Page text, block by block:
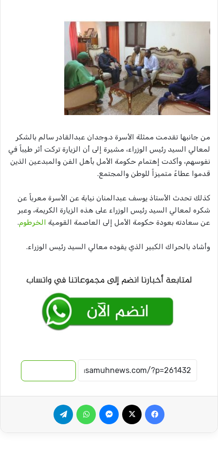
من جانبها تقدمت ممثلة الأسرة د.وجدان عبدالقادر سالم بالشكر
لمعالي السيد رئيس الوزراء، مشيرة إلى أن الزيارة تركت أثر طيباً في
نفوسهم، وأكدت إهتمام حكومة الأمل بأهل الفن والمبدعين الذين
قدموا عطاءً متميزاً للوطن والمجتمع.
كذلك تحدث الأستاذ يوسف عبدالمنان نيابة عن الأسرة معرباً عن
شكره لمعالي السيد رئيس الوزراء على هذه الزيارة الكريمة، وعبر
عن سعادته بعودة حكومة الأمل إلى العاصمة القومية الخرطوم.
وأشاد بالحراك الكبير الذي يقوده معالي السيد رئيس الوزراء.
فيسبوك ماسنجر واتساب